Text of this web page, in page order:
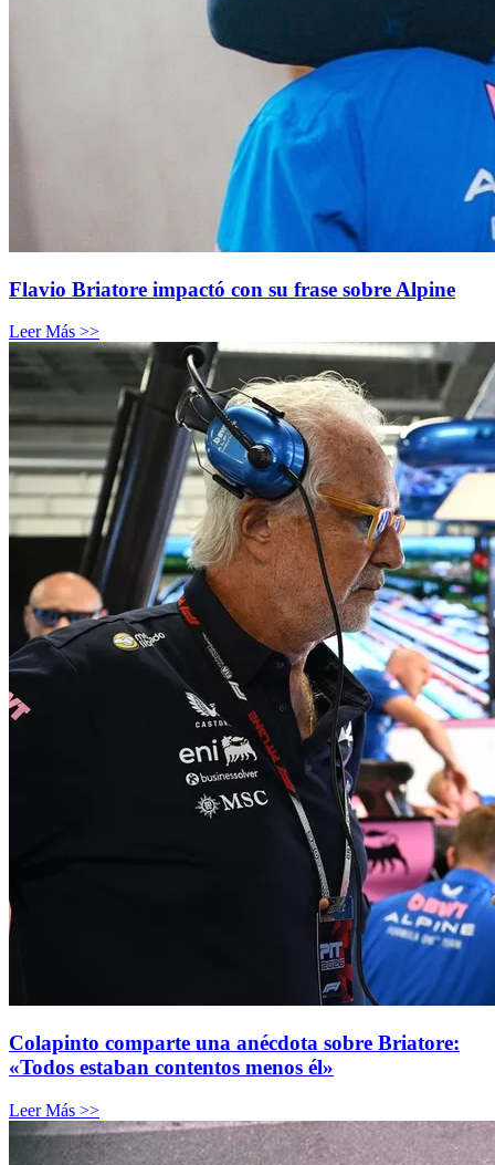
Flavio Briatore impactó con su frase sobre Alpine
Leer Más >>
Colapinto comparte una anécdota sobre Briatore:
«Todos estaban contentos menos él»
Leer Más >>